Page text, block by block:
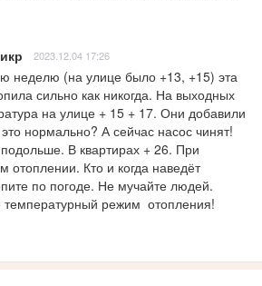
2023.12.04 17:26
неделю (на улице было +13, +15) эта
сильно как никогда. На выходных
на улице + 15 + 17. Они добавили
нормально? А сейчас насос чинят!
подольше. В квартирах + 26. При
отоплении. Кто и когда наведёт
по погоде. Не мучайте людей.
режим  отопления!